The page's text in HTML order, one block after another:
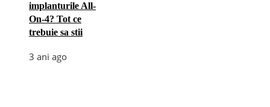
implanturile All-
On-4? Tot ce
trebuie sa stii
3 ani ago